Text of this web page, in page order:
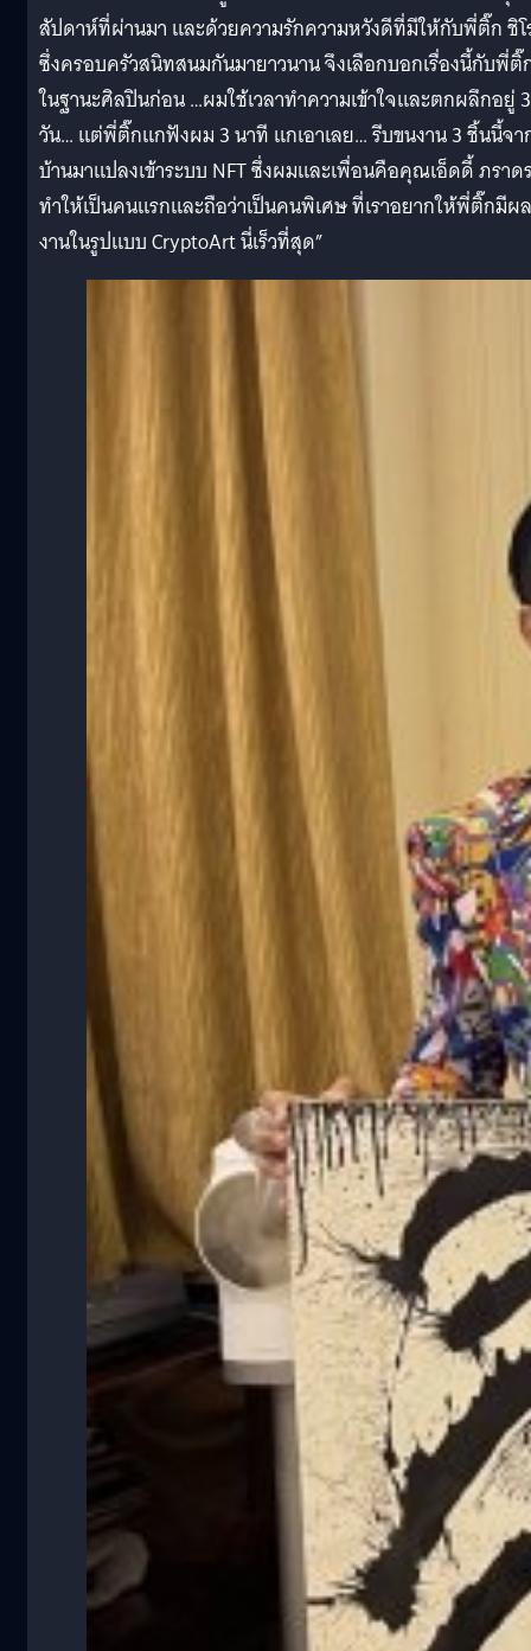
สัปดาห์ที่ผ่านมา และด้วยความรักความหวังดีที่มีให้กับพี่ติ๊ก ชิโ
ซึ่งครอบครัวสนิทสนมกันมายาวนาน จึงเลือกบอกเรื่องนี้กับพี่ติ๊
ในฐานะศิลปินก่อน …ผมใช้เวลาทำความเข้าใจและตกผลึกอยู่ 3
วัน… แต่พี่ติ๊กแกฟังผม 3 นาที แกเอาเลย… รีบขนงาน 3 ชิ้นนี้จา
บ้านมาแปลงเข้าระบบ NFT ซึ่งผมและเพื่อนคือคุณเอ็ดดี้ ภราด
ทำให้เป็นคนแรกและถือว่าเป็นคนพิเศษ ที่เราอยากให้พี่ติ๊กมีผล
งานในรูปแบบ CryptoArt นี่เร็วที่สุด”